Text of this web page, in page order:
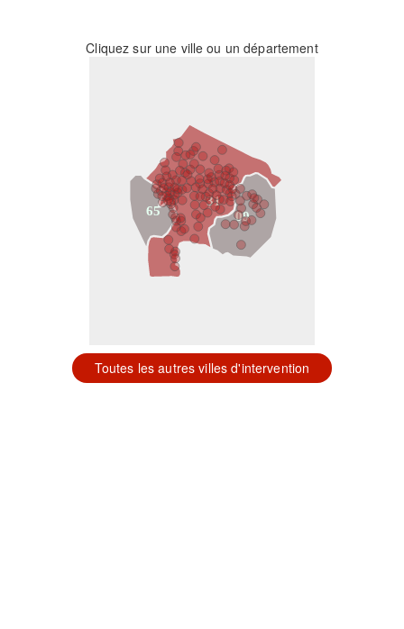
Cliquez sur une ville ou un département
31
09
65
Toutes les autres villes d'intervention